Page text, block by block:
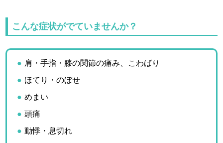
こんな症状がでていませんか？
肩・手指・膝の関節の痛み、こわばり
ほてり・のぼせ
めまい
頭痛
動悸・息切れ